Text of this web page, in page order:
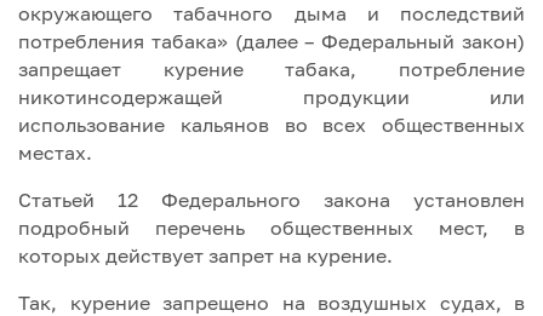
окружающего табачного дыма и последствий
потребления табака» (далее – Федеральный закон)
запрещает курение табака, потребление
никотинсодержащей продукции или
использование кальянов во всех общественных
местах.
Статьей 12 Федерального закона установлен
подробный перечень общественных мест, в
которых действует запрет на курение.
Так, курение запрещено на воздушных судах, в